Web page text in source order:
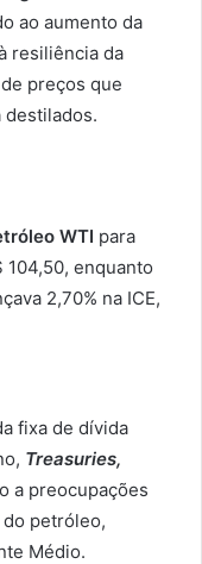
ao aumento da
resiliência da
preços que
destilados.
WTI para
104,50, enquanto
2,70% na ICE,
fixa de dívida
Treasuries,
a preocupações
petróleo,
Médio.